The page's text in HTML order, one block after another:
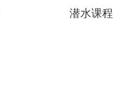
潜水课程